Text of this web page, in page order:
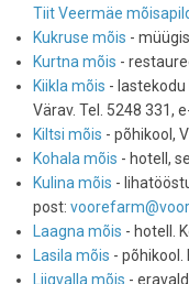
Tiit Veermäe
Kukruse mõis -
Kurtna mõis -
Kiikla mõis -
Värav. Tel. 5248 331,
Kiltsi mõis - põhikool,
Kohala mõis - hotell,
Kulina mõis -
post:
Laagna mõis - hotell.
Lasila mõis - põhikool.
Liigvalla mõis -